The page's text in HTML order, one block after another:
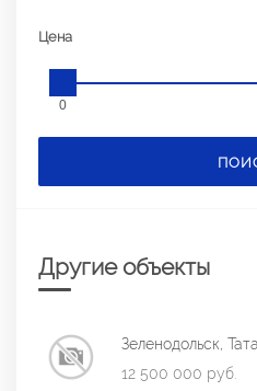
Цена
0
Другие объекты
Зеленодольск,
12 500 000 руб.